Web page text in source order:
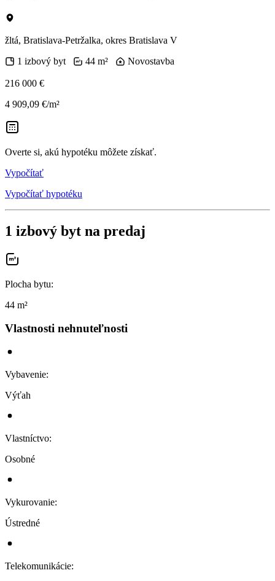
žltá, Bratislava-Petržalka, okres Bratislava V
1 izbový byt
44 m² Novostavba
216 000 €
4 909,09 €/m²
Overte si, akú hypotéku môžete získať.
Vypočítať
Vypočítať hypotéku
1 izbový byt na predaj
Plocha bytu:
44 m²
Vlastnosti nehnuteľnosti
Vybavenie:
Výťah
Vlastníctvo:
Osobné
Vykurovanie:
Ústredné
Telekomunikácie: